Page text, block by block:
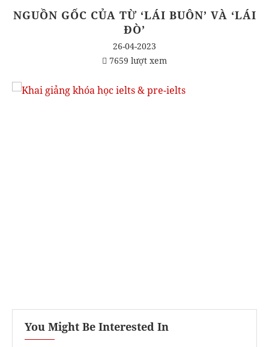
NGUỒN GỐC CỦA TỪ ‘LÁI BUÔN’ VÀ ‘LÁI
ĐÒ’
26-04-2023
7659 lượt xem
You Might Be Interested In